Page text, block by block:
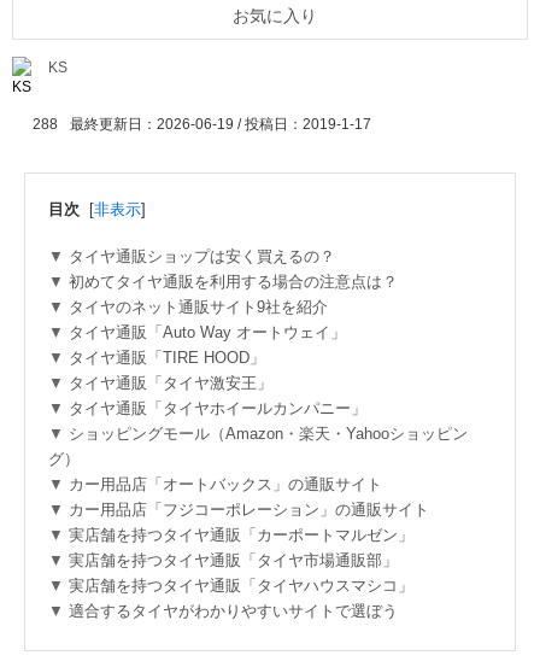
お気に入り
KS
288 最終更新日：2026-06-19 / 投稿日： 2019-1-17
目次 [非表示]
タイヤ通販ショップは安く買えるの？
初めてタイヤ通販を利用する場合の注意点は？
タイヤのネット通販サイト9社を紹介
タイヤ通販「Auto Way オートウェイ」
タイヤ通販「TIRE HOOD」
タイヤ通販「タイヤ激安王」
タイヤ通販「タイヤホイールカンパニー」
ショッピングモール（Amazon・楽天・Yahooショッピン
グ）
カー用品店「オートバックス」の通販サイト
カー用品店「フジコーポレーション」の通販サイト
実店舗を持つタイヤ通販「カーポートマルゼン」
実店舗を持つタイヤ通販「タイヤ市場通販部」
実店舗を持つタイヤ通販「タイヤハウスマシコ」
適合するタイヤがわかりやすいサイトで選ぼう